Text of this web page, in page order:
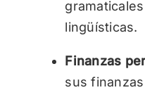
lingüísticas.
Finanzas
sus